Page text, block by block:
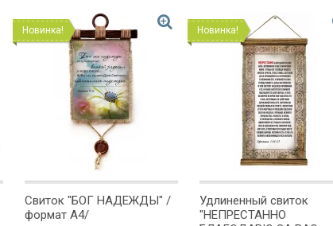
Новинка!
Свиток "БОГ НАДЕЖДЫ" /
формат А4/
Новинка!
Удлиненный свиток
"НЕПРЕСТАННО